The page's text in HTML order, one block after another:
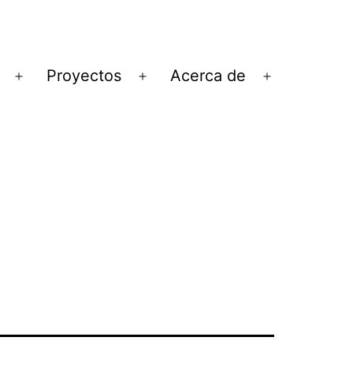
Abrir
Proyectos
Abrir
Acerca de